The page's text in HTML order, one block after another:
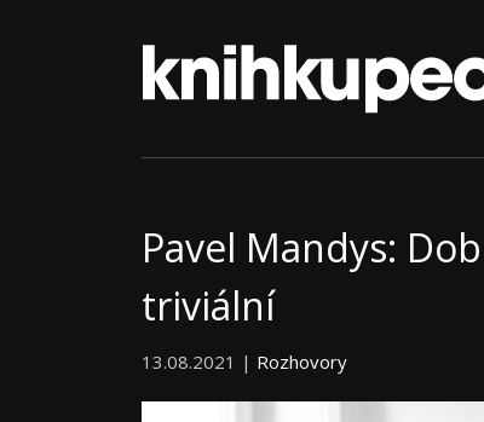
Pavel Mandys:
triviální
13.08.2021 | Rozhovory